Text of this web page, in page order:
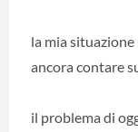
la mia
ancora contare
il problema di